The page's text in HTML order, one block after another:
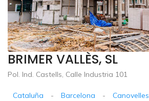
BRIMER VALLÈS, SL
Pol. Ind. Castells, Calle Industria 101
Cataluña - Barcelona - Canovelles